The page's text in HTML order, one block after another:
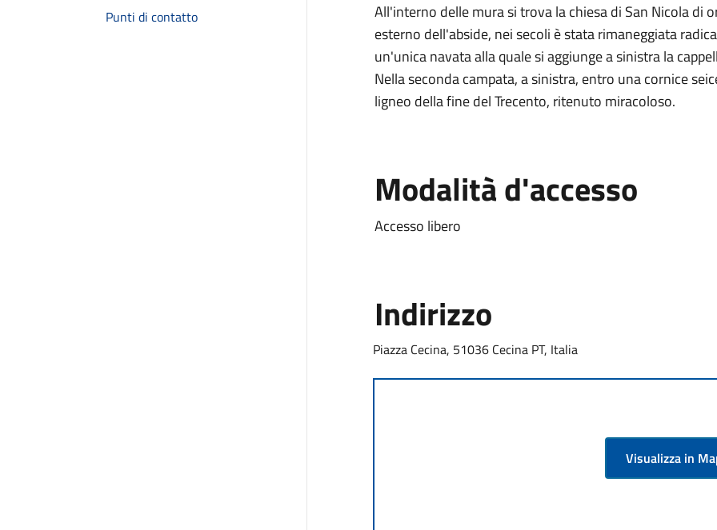
Punti di contatto
All'interno delle mura si trova la chiesa di San Nicola di
esterno dell'abside, nei secoli è stata rimaneggiata
un'unica navata alla quale si aggiunge a sinistra la
Nella seconda campata, a sinistra, entro una cornice
ligneo della fine del Trecento, ritenuto miracoloso.
Modalità d'accesso
Accesso libero
Indirizzo
Piazza Cecina, 51036 Cecina PT, Italia
Visualizza in